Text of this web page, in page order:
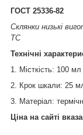
ГОСТ 25336-82
Склянки низькі
ТС
Технічні
1. Місткість: 100 мл
2. Крок шкали: 25
3. Матеріал:
Ціна на сайті